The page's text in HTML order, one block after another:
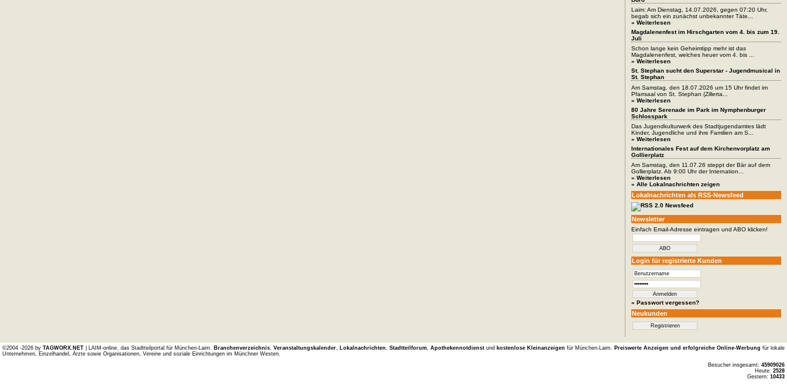
Laim: Am Dienstag, 14.07.2026, gegen 07:20 Uhr,
begab sich ein zunächst unbekannter Täte...
» Weiterlesen
Magdalenenfest im Hirschgarten vom 4. bis zum 19.
Juli
Schon lange kein Geheimtipp mehr ist das
Magdalenenfest, welches heuer vom 4. bis ...
» Weiterlesen
St. Stephan sucht den Superstar - Jugendmusical in
St. Stephan
Am Samstag, den 18.07.2026 um 15 Uhr findet im
Pfarrsaal von St. Stephan (Zillerta...
» Weiterlesen
80 Jahre Serenade im Park im Nymphenburger
Schlosspark
Das Jugendkulturwerk des Stadtjugendamtes lädt
Kinder, Jugendliche und ihre Familien am S...
» Weiterlesen
Internationales Fest auf dem Kirchenvorplatz am
Gollierplatz
Am Samstag, den 11.07.26 steppt der Bär auf dem
Gollierplatz. Ab 9:00 Uhr der Internation...
» Weiterlesen
» Alle Lokalnachrichten zeigen
Lokalnachrichten als RSS-Newsfeed
Newsletter
Einfach Email-Adresse eintragen und ABO klicken!
Login für registrierte Kunden
» Passwort vergessen?
Neukunden
©2004 -2026 by TAGWORX.NET| LAIM-online, das Stadtteilportal für München-Laim. Branchenverzeichnis, Veranstaltungskalender, Lokalnachrichten Stadtteilforum, Apothekennotdienstund kostenlose Kleinanzeigen für München-Laim. Preiswerte Anzeigen und erfolgreiche Online-Werbung für lokale
Unternehmen, Einzelhandel, Ärzte sowie Organisationen, Vereine und soziale Einrichtungen im Münchner Westen.
Besucher insgesamt:45909026
Heute:2528
Gestern:10433